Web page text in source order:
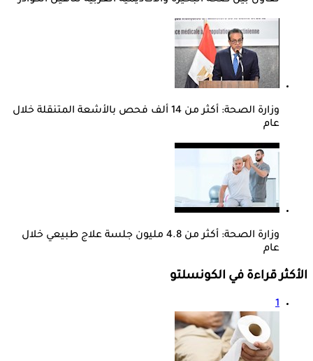
وزارة الصحة: أكثر من 14 ألف فحص بالأشعة المتنقلة خلال
عام
وزارة الصحة: أكثر من 4.8 مليون جلسة علاج طبيعي خلال
عام
الأكثر قراءة في الكونسلتو
1